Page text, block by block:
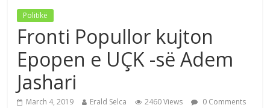
Politikë
Fronti Popullor kujton
Epopen e UÇK -së Adem
Jashari
March 4, 2019 Erald Selca 2460 Views 0 Comments